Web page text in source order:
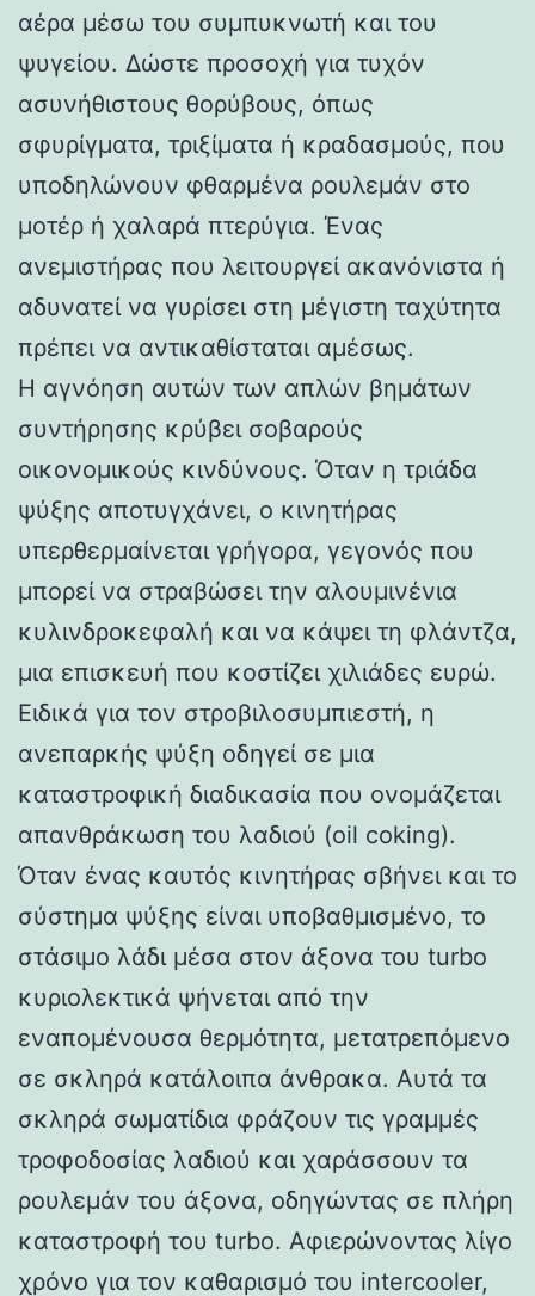
αέρα μέσω του συμπυκνωτή και του
ψυγείου. Δώστε προσοχή για τυχόν
ασυνήθιστους θορύβους, όπως
σφυρίγματα, τριξίματα ή κραδασμούς, που
υποδηλώνουν φθαρμένα ρουλεμάν στο
μοτέρ ή χαλαρά πτερύγια. Ένας
ανεμιστήρας που λειτουργεί ακανόνιστα ή
αδυνατεί να γυρίσει στη μέγιστη ταχύτητα
πρέπει να αντικαθίσταται αμέσως.
Η αγνόηση αυτών των απλών βημάτων
συντήρησης κρύβει σοβαρούς
οικονομικούς κινδύνους. Όταν η τριάδα
ψύξης αποτυγχάνει, ο κινητήρας
υπερθερμαίνεται γρήγορα, γεγονός που
μπορεί να στραβώσει την αλουμινένια
κυλινδροκεφαλή και να κάψει τη φλάντζα,
μια επισκευή που κοστίζει χιλιάδες ευρώ.
Ειδικά για τον στροβιλοσυμπιεστή, η
ανεπαρκής ψύξη οδηγεί σε μια
καταστροφική διαδικασία που ονομάζεται
απανθράκωση του λαδιού (oil coking).
Όταν ένας καυτός κινητήρας σβήνει και το
σύστημα ψύξης είναι υποβαθμισμένο, το
στάσιμο λάδι μέσα στον άξονα του turbo
κυριολεκτικά ψήνεται από την
εναπομένουσα θερμότητα, μετατρεπόμενο
σε σκληρά κατάλοιπα άνθρακα. Αυτά τα
σκληρά σωματίδια φράζουν τις γραμμές
τροφοδοσίας λαδιού και χαράσσουν τα
ρουλεμάν του άξονα, οδηγώντας σε πλήρη
καταστροφή του turbo. Αφιερώνοντας λίγο
χρόνο για τον καθαρισμό του intercooler,